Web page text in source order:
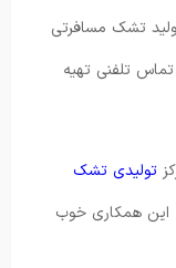
تشک مسافرتی
تلفنی تهیه
تولیدی تشک
این همکاری خوب